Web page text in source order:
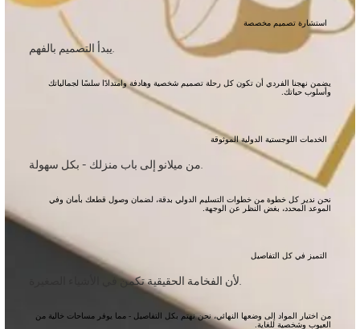
استشارة تصميم مخصصة
يبدأ التصميم بالفهم.
يضمن نهجنا الفردي أن تكون كل رحلة تصميم شخصية وهادفة وامتدادًا سلسًا لجمالياتك
وأسلوب حياتك.
الخدمات اللوجستية الدولية الموثوقة
من ميلانو إلى باب منزلك - بكل سهولة.
نحن ندير كل خطوة من خطوات التسليم الدولي بدقة، لضمان وصول قطعك بأمان وفي
الموعد المحدد، بغض النظر عن الوجهة.
التميز في كل التفاصيل
لأن الفخامة الحقيقية تكمن في الأشياء الصغيرة.
من اختيار المواد إلى وضعها النهائي، نحن نهتم بكل التفاصيل - مما يوفر مساحات خالية من
العيوب وشخصية للغاية.